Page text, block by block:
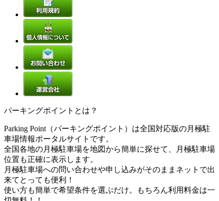
パーキングポイントとは？
Parking Point（パーキングポイント）は全国対応版の月極駐
車場情報ポータルサイトです。
全国各地の月極駐車場を地図から簡単に探せて、月極駐車場
位置も正確に表示します。
月極駐車場への問い合わせや申し込みがそのままネットで出
来てとっても便利！
使い方も簡単で希望条件を選ぶだけ。もちろん利用料金は一